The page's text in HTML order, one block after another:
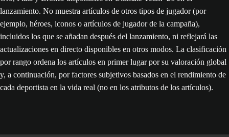
lanzamiento. No muestra artículos de otros tipos de jugador (por
ejemplo, héroes, iconos o artículos de jugador de la campaña),
incluidos los que se añadan después del lanzamiento, ni reflejará las
actualizaciones en directo disponibles en otros modos. La clasificación
por rango ordena los artículos en primer lugar por su valoración global
y, a continuación, por factores subjetivos basados en el rendimiento de
cada deportista en la vida real (no en los atributos de los artículos).